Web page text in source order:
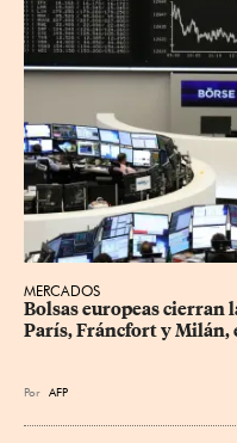
MERCADOS
Bolsas europeas cierran
París, Fráncfort y Milán,
Por AFP